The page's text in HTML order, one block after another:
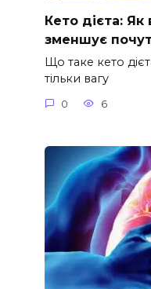
Кето дієта: Як
зменшує
Що таке кето
тільки вагу
0 6